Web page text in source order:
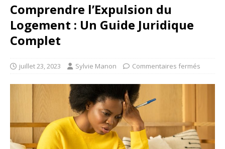
Comprendre l’Expulsion du
Logement : Un Guide Juridique
Complet
juillet 23, 2023 Sylvie Manon Commentaires fermés